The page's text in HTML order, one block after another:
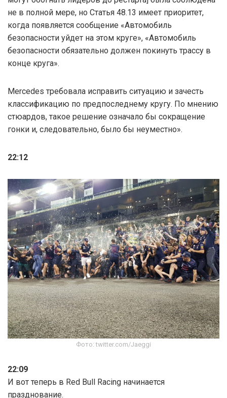
не в полной мере, но Статья 48.13 имеет приоритет,
когда появляется сообщение «Автомобиль
безопасности уйдет на этом круге», «Автомобиль
безопасности обязательно должен покинуть трассу в
конце круга».
Mercedes требовала исправить ситуацию и зачесть
классификацию по предпоследнему кругу. По мнению
стюардов, такое решение означало бы сокращение
гонки и, следовательно, было бы неуместно».
22:12
Фото: twitter.com/Jaeggi
22:09
И вот теперь в Red Bull Racing начинается
празднование.